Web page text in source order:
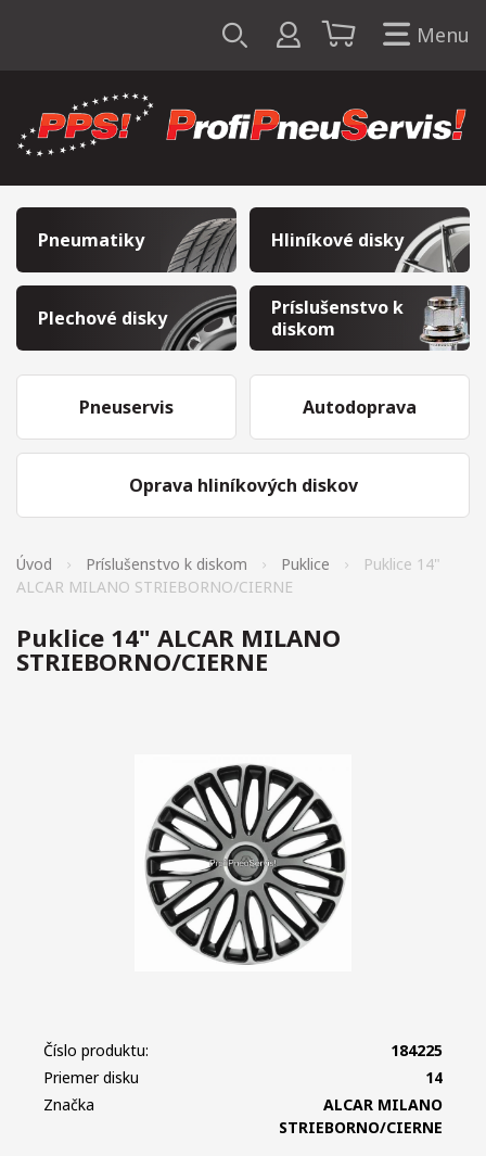
Menu
Pneumatiky Hliníkové disky
Plechové disky
Príslušenstvo k
diskom
Pneuservis
Oprava hliníkových diskov
Autodoprava
Úvod Príslušenstvo k diskom Puklice
Puklice 14"
ALCAR MILANO STRIEBORNO/CIERNE
Puklice 14" ALCAR MILANO
STRIEBORNO/CIERNE
Číslo produktu:
184225
Priemer disku
14
Značka
ALCAR MILANO
STRIEBORNO/CIERNE